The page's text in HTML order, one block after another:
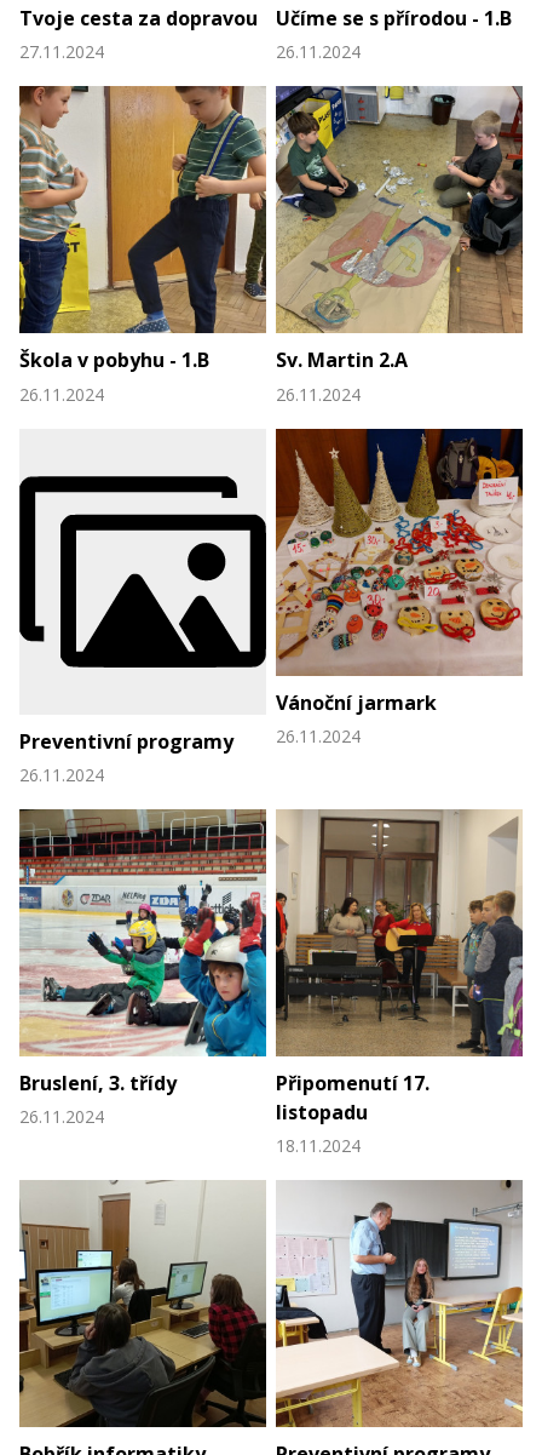
Tvoje cesta za dopravou
27.11.2024
Učíme se s přírodou - 1.B
26.11.2024
Škola v pobyhu - 1.B
26.11.2024
Sv. Martin 2.A
26.11.2024
Preventivní programy
26.11.2024
Vánoční jarmark
26.11.2024
Bruslení, 3. třídy
26.11.2024
Připomenutí 17.
listopadu
18.11.2024